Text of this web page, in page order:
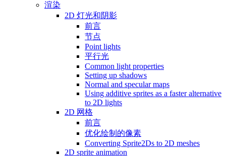
渲染
2D 灯光和阴影
前言
节点
Point lights
平行光
Common light properties
Setting up shadows
Normal and specular maps
Using additive sprites as a faster alternative
to 2D lights
2D 网格
前言
优化绘制的像素
Converting Sprite2Ds to 2D meshes
2D sprite animation